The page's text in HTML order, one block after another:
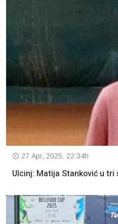
27 Apr, 2025. 22:34h
Ulcinj: Matija Stanković u tri